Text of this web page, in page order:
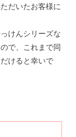
だいたお客様に
けんシリーズな
で、これまで同
けると幸いで